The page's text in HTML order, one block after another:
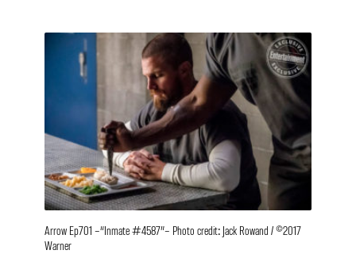
Arrow Ep701 –“Inmate #4587”– Photo credit: Jack Rowand / ©2017
Warner